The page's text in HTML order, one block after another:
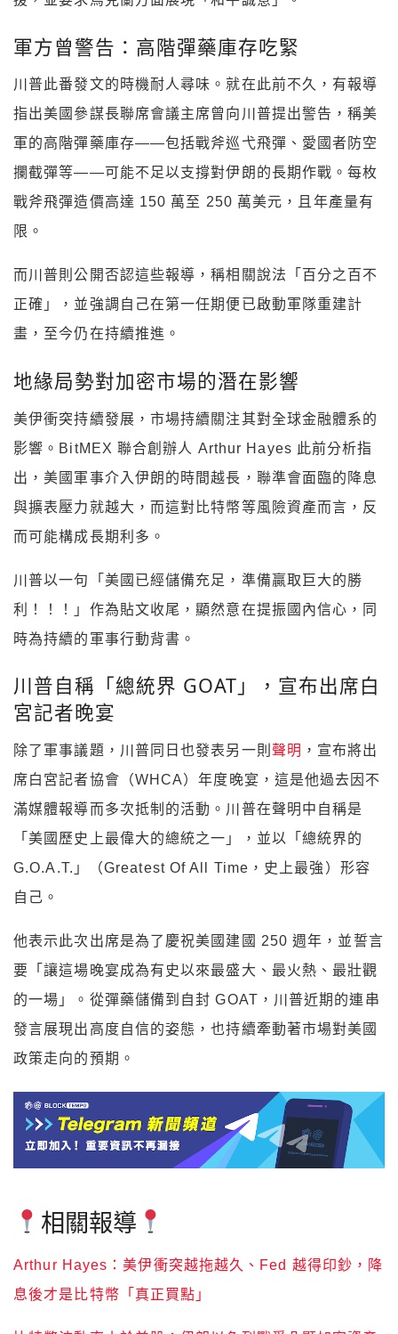
軍方曾警告：高階彈藥庫存吃緊
川普此番發文的時機耐人尋味。就在此前不久，有報導
指出美國參謀長聯席會議主席曾向川普提出警告，稱美
軍的高階彈藥庫存——包括戰斧巡弋飛彈、愛國者防空
攔截彈等——可能不足以支撐對伊朗的長期作戰。每枚
戰斧飛彈造價高達 150 萬至 250 萬美元，且年產量有
限。
而川普則公開否認這些報導，稱相關說法「百分之百不
正確」，並強調自己在第一任期便已啟動軍隊重建計
畫，至今仍在持續推進。
地緣局勢對加密市場的潛在影響
美伊衝突持續發展，市場持續關注其對全球金融體系的
影響。BitMEX 聯合創辦人 Arthur Hayes 此前分析指
出，美國軍事介入伊朗的時間越長，聯準會面臨的降息
與擴表壓力就越大，而這對比特幣等風險資產而言，反
而可能構成長期利多。
川普以一句「美國已經儲備充足，準備贏取巨大的勝
利！！！」作為貼文收尾，顯然意在提振國內信心，同
時為持續的軍事行動背書。
川普自稱「總統界 GOAT」，宣布出席白
宮記者晚宴
除了軍事議題，川普同日也發表另一則 聲明 ，宣布將出
席白宮記者協會（WHCA）年度晚宴，這是他過去因不
滿媒體報導而多次抵制的活動。川普在聲明中自稱是
「美國歷史上最偉大的總統之一」，並以「總統界的
G.O.A.T.」（Greatest Of All Time，史上最強）形容
自己。
他表示此次出席是為了慶祝美國建國 250 週年，並誓言
要「讓這場晚宴成為有史以來最盛大、最火熱、最壯觀
的一場」。從彈藥儲備到自封 GOAT，川普近期的連串
發言展現出高度自信的姿態，也持續牽動著市場對美國
政策走向的預期。
相關報導
Arthur Hayes：美伊衝突越拖越久、Fed 越得印鈔，降
息後才是比特幣「真正買點」